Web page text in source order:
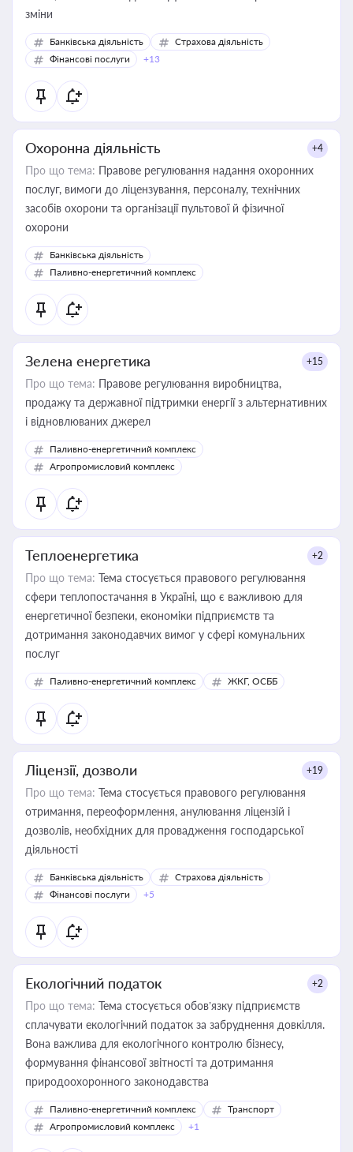
зміни
Банківська діяльність
Страхова діяльність
Фінансові послуги
+13
Охоронна діяльність +4
Про що тема: Правове регулювання надання охоронних
послуг, вимоги до ліцензування, персоналу, технічних
засобів охорони та організації пультової й фізичної
охорони
Банківська діяльність
Паливно-енергетичний комплекс
Зелена енергетика +15
Про що тема: Правове регулювання виробництва,
продажу та державної підтримки енергії з альтернативних
і відновлюваних джерел
Паливно-енергетичний комплекс
Агропромисловий комплекс
Теплоенергетика +2
Про що тема: Тема стосується правового регулювання
сфери теплопостачання в Україні, що є важливою для
енергетичної безпеки, економіки підприємств та
дотримання законодавчих вимог у сфері комунальних
послуг
Паливно-енергетичний комплекс ЖКГ, ОСББ
Ліцензії, дозволи +19
Про що тема: Тема стосується правового регулювання
отримання, переоформлення, анулювання ліцензій і
дозволів, необхідних для провадження господарської
діяльності
Банківська діяльність
Страхова діяльність
Фінансові послуги
+5
Екологічний податок +2
Про що тема: Тема стосується обов’язку підприємств
сплачувати екологічний податок за забруднення довкілля.
Вона важлива для екологічного контролю бізнесу,
формування фінансової звітності та дотримання
природоохоронного законодавства
Паливно-енергетичний комплекс
Транспорт
Агропромисловий комплекс
+1